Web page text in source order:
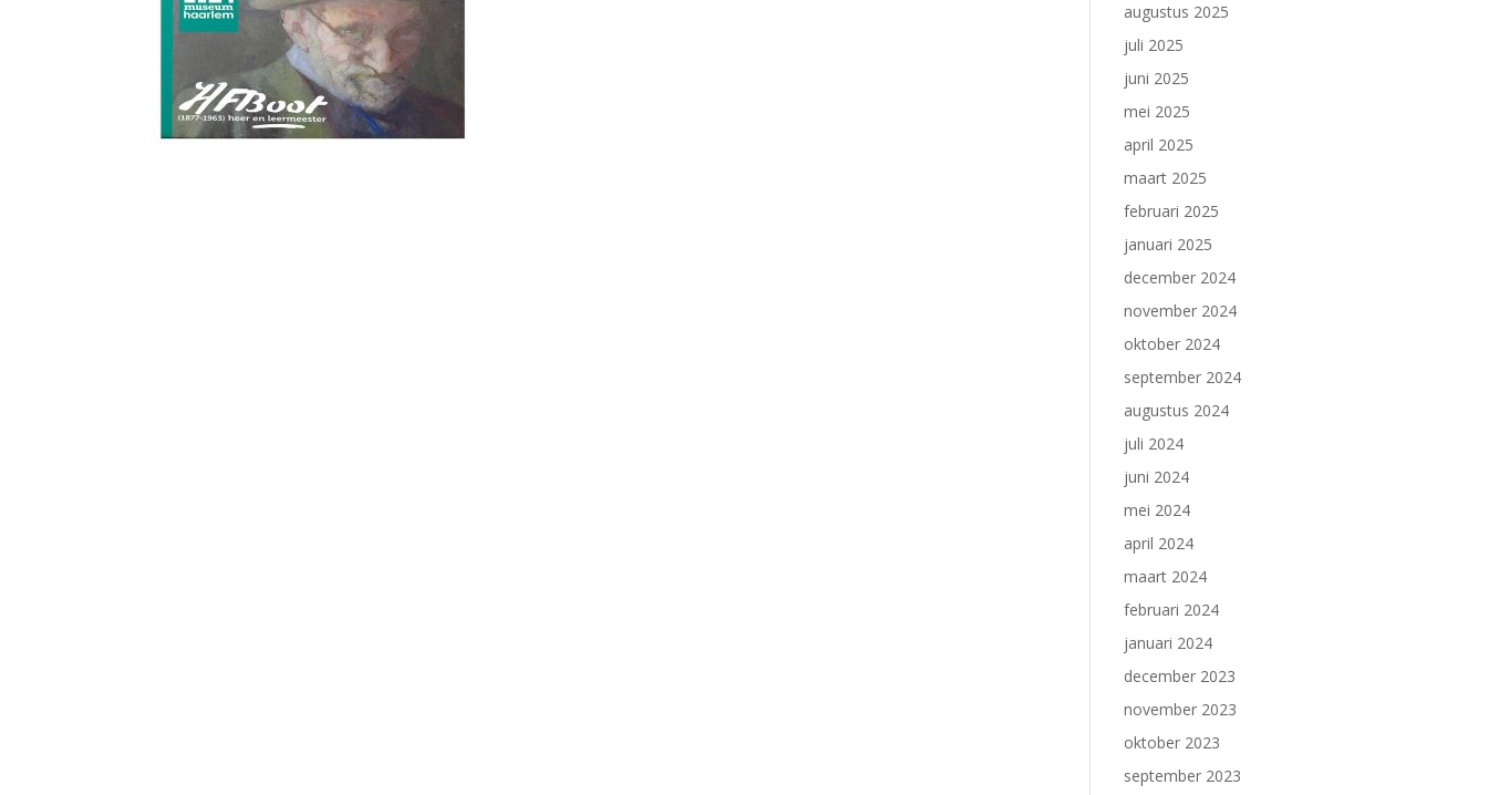
augustus 2025
juli 2025
juni 2025
mei 2025
april 2025
maart 2025
februari 2025
januari 2025
december 2024
november 2024
oktober 2024
september 2024
augustus 2024
juli 2024
juni 2024
mei 2024
april 2024
maart 2024
februari 2024
januari 2024
december 2023
november 2023
oktober 2023
september 2023